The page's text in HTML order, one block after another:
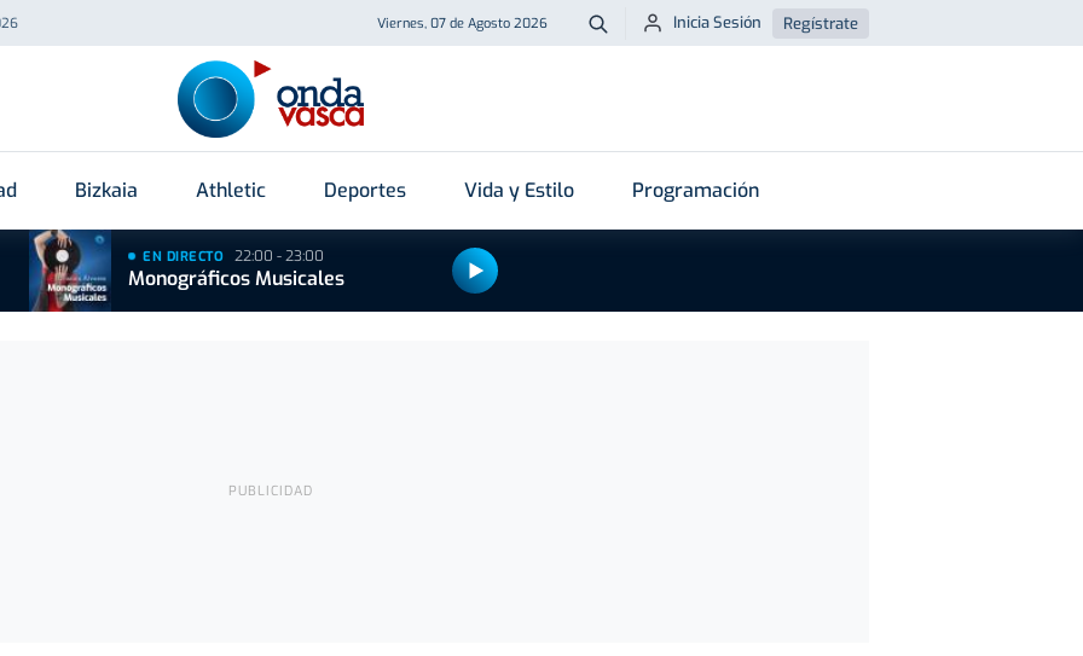
Viernes, 07 de Agosto 2026 Buscar
Inicia Sesión Regístrate
Bizkaia Athletic Deportes Vida y Estilo Programación
EN DIRECTO 22:00 - 23:00
Monográficos Musicales